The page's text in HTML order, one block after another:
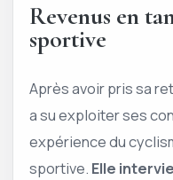
Revenus en
sportive
Après avoir pris sa
a su exploiter ses
expérience du
sportive. Elle